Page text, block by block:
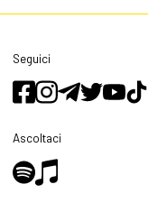
Seguici
Ascoltaci